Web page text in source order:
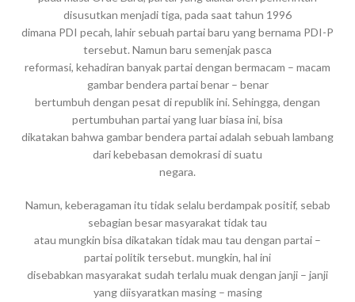
disusutkan menjadi tiga, pada saat tahun 1996
dimana PDI pecah, lahir sebuah partai baru yang bernama PDI-P
tersebut. Namun baru semenjak pasca
reformasi, kehadiran banyak partai dengan bermacam – macam
gambar bendera partai benar – benar
bertumbuh dengan pesat di republik ini. Sehingga, dengan
pertumbuhan partai yang luar biasa ini, bisa
dikatakan bahwa gambar bendera partai adalah sebuah lambang
dari kebebasan demokrasi di suatu
negara.
Namun, keberagaman itu tidak selalu berdampak positif, sebab
sebagian besar masyarakat tidak tau
atau mungkin bisa dikatakan tidak mau tau dengan partai –
partai politik tersebut. mungkin, hal ini
disebabkan masyarakat sudah terlalu muak dengan janji – janji
yang diisyaratkan masing – masing